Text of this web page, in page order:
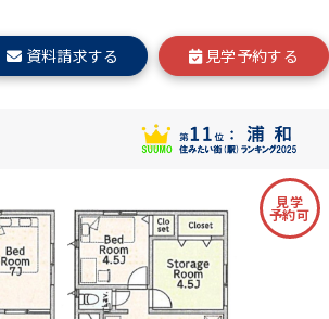
資料請求する 見学予約する
見学
予約可